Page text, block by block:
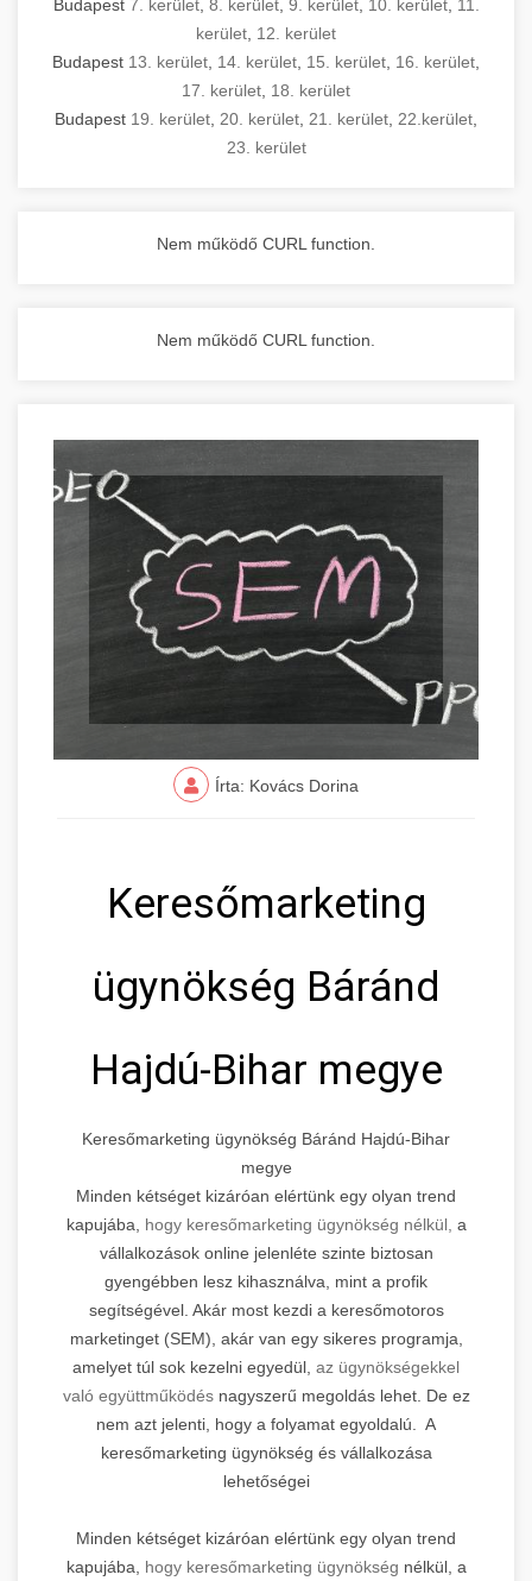
Budapest 7. kerület, 8. kerület, 9. kerület, 10. kerület, 11.
kerület 12. kerület
Budapest 13. kerület 14. kerület 15. kerület 16. kerület
17. kerület 18. kerület
Budapest 19. kerület 20. kerület 21. kerület 22.kerület
23. kerület
Nem működő CURL function.
Nem működő CURL function.
Írta: Kovács Dorina
Keresőmarketing
ügynökség Báránd
Hajdú-Bihar megye
Keresőmarketing ügynökség Báránd Hajdú-Bihar
megye
Minden kétséget kizáróan elértünk egy olyan trend
kapujába, hogy keresőmarketing ügynökség nélkül, a
vállalkozások online jelenléte szinte biztosan
gyengébben lesz kihasználva, mint a profik
segítségével. Akár most kezdi a keresőmotoros
marketinget (SEM), akár van egy sikeres programja,
amelyet túl sok kezelni egyedül, az ügynökségekkel
való együttműködésnagyszerű megoldás lehet. De ez
nem azt jelenti, hogy a folyamat egyoldalú. A
keresőmarketing ügynökség és vállalkozása
lehetőségei
Minden kétséget kizáróan elértünk egy olyan trend
kapujába, hogy keresőmarketing ügynökség nélkül, a